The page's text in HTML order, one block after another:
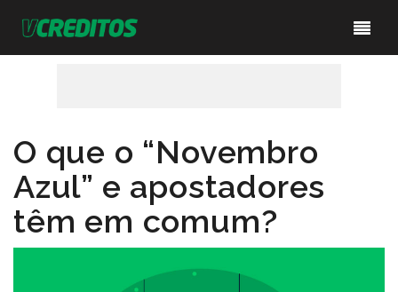
O que o “Novembro
Azul” e apostadores
têm em comum?